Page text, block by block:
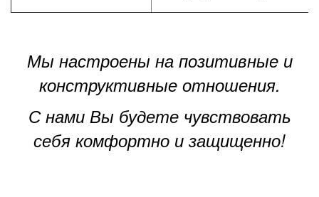
Мы настроены на позитивные и
конструктивные отношения.
С нами Вы будете чувствовать
себя комфортно и защищенно!